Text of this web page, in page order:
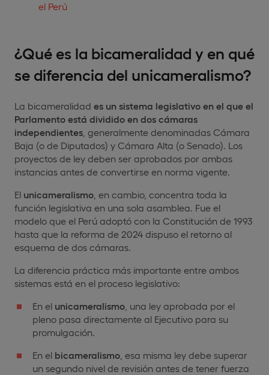
el Perú
¿Qué es la bicameralidad y en qué
se diferencia del unicameralismo?
La bicameralidad es un sistema legislativo en el que el
Parlamento está dividido en dos cámaras
independientes , generalmente denominadas Cámara
Baja (o de Diputados) y Cámara Alta (o Senado). Los
proyectos de ley deben ser aprobados por ambas
instancias antes de convertirse en norma vigente.
El unicameralismo , en cambio, concentra toda la
función legislativa en una sola asamblea. Fue el
modelo que el Perú adoptó con la Constitución de 1993
hasta que la reforma de 2024 dispuso el retorno al
esquema de dos cámaras.
La diferencia práctica más importante entre ambos
sistemas está en el proceso legislativo:
En el unicameralismo , una ley aprobada por el
pleno pasa directamente al Ejecutivo para su
promulgación.
En el bicameralismo , esa misma ley debe superar
un segundo nivel de revisión antes de tener fuerza